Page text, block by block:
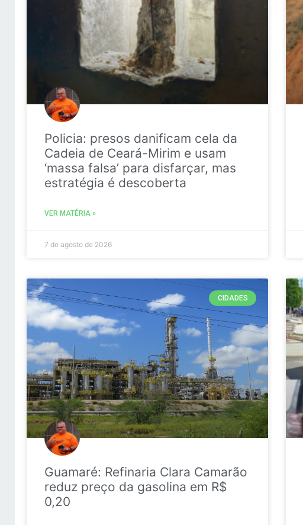
Policia: presos danificam cela da
Cadeia de Ceará-Mirim e usam
‘massa falsa’ para disfarçar, mas
estratégia é descoberta
VER MATÉRIA »
7 de agosto de 2026
CIDADES
Guamaré: Refinaria Clara Camarão
reduz preço da gasolina em R$
0,20